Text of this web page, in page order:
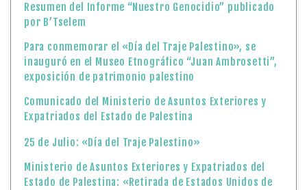
Resumen del Informe “Nuestro Genocidio” publicado
por B’Tselem
Para conmemorar el «Día del Traje Palestino», se
inauguró en el Museo Etnográfico “Juan Ambrosetti”,
exposición de patrimonio palestino
Comunicado del Ministerio de Asuntos Exteriores y
Expatriados del Estado de Palestina
25 de Julio: «Día del Traje Palestino»
Ministerio de Asuntos Exteriores y Expatriados del
Estado de Palestina: «Retirada de Estados Unidos de